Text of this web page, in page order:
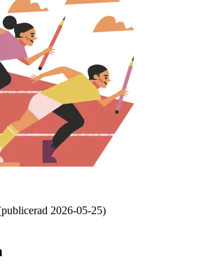
2026-05-25)